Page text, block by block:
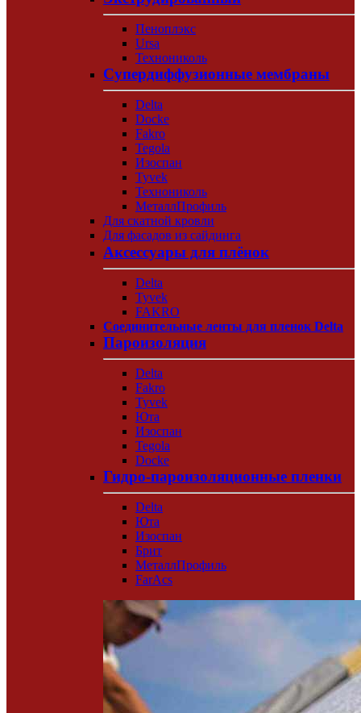
Пеноплэкс
Ursa
Технониколь
Супердиффузионные мембраны
Delta
Docke
Fakro
Tegola
Изоспан
Tyvek
Технониколь
МеталлПрофиль
Для скатной кровли
Для фасадов из сайдинга
Аксессуары для плёнок
Delta
Tyvek
FAKRO
Соединительные ленты для пленок Delta
Пароизоляция
Delta
Fakro
Tyvek
Юта
Изоспан
Tegola
Docke
Гидро-пароизоляционные пленки
Delta
Юта
Изоспан
Брит
МеталлПрофиль
FarAcs